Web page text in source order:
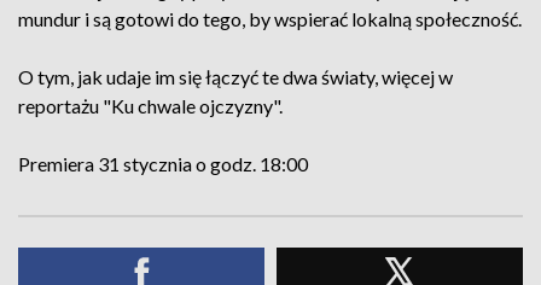
mundur i są gotowi do tego, by wspierać lokalną społeczność.
O tym, jak udaje im się łączyć te dwa światy, więcej w
reportażu "Ku chwale ojczyzny".
Premiera 31 stycznia o godz. 18:00